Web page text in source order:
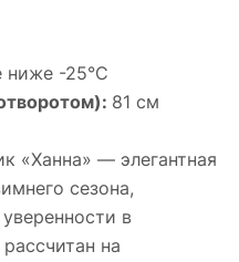
ниже -25°С
81 см
«Ханна» — элегантная
сезона,
в
на